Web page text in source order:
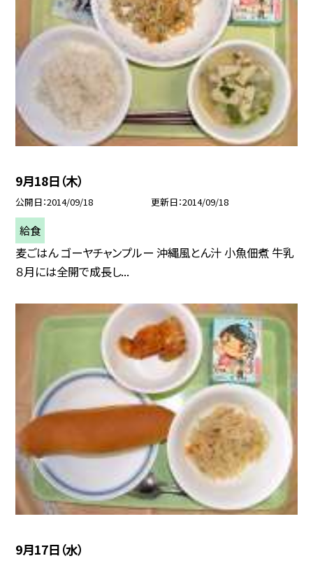
9月18日（木）
公開日 2014/09/18 更新日 2014/09/18
給食
麦ごはん ゴーヤチャンプルー 沖縄風とん汁 小魚佃煮 牛乳
８月には全開で成長し...
9月17日（水）